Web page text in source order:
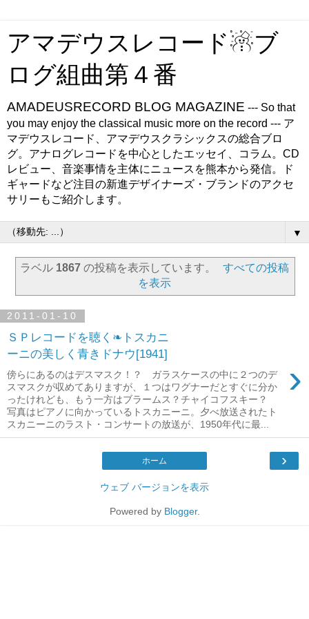
アマデウスレコード☃ブ
ログ組曲第４番
AMADEUSRECORD BLOG MAGAZINE --- So that
you may enjoy the classical music more on the record --- ア
マデウスレコード、アマデウスクラシックスの総合ブロ
グ。アナログレコードを中心としたエッセイ、コラム。CD
レビュー、音楽事情を主体にニュースを熊本から発信。ド
ギャードなど注目の新進デザイナーズ・ブランドのアクセ
サリーもご紹介します。
▼
ラベル 1867の投稿を表示しています。
すべての投稿
を表示
2011-01-10
ＳＰレコードを聴く❧トスカニ
ーニの美しく青きドナウ[1941]
›
傍らにあるのはデスマスク！？ ガラスケースの中に２つのデ
スマスクが収めてありますが、１つはワグナーだとすぐに分か
ったけれども、もう一方はブラームス？チャイコフスキー？
写真はピアノに向かっているトスカニーニ。夕べ放送されたト
スカニーニのラスト・コンサートの放送が、1950年代に最...
›
ホーム
ウェブ バージョンを表示
Powered by Blogger.